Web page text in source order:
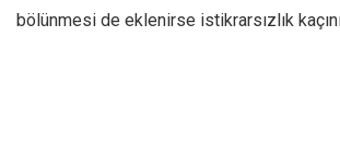
bölünmesi de eklenirse istikrarsızlık